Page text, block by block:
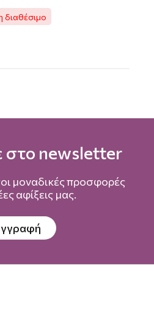
διαθέσιμο
στο newsletter
μοναδικές προσφορές
αφίξεις μας.